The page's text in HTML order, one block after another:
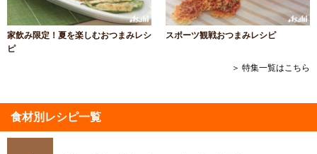
家飲み限定！夏を楽しむおつまみレシ
ピ
スポーツ観戦おつまみレシピ
＞ 特集一覧はこちら
食材別レシピ一覧